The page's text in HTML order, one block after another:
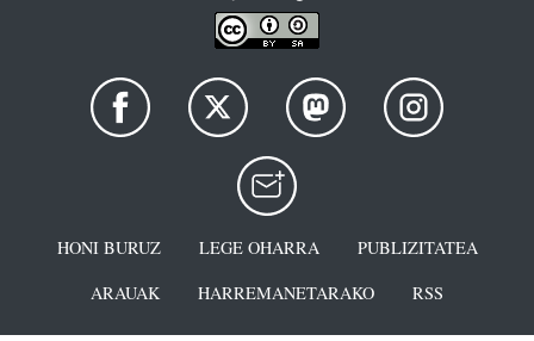
HONI BURUZ LEGE OHARRA
PUBLIZITATEA
ARAUAK
HARREMANETARAKO RSS